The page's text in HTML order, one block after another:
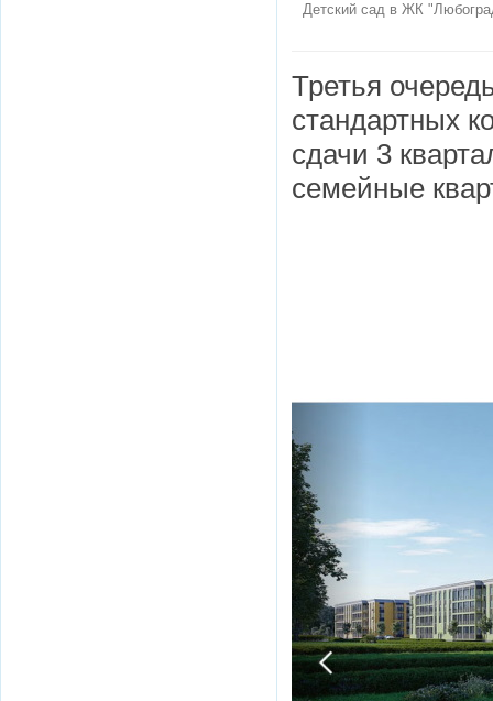
Детский сад в ЖК
Третья
стандартных
сдачи 3
семейные